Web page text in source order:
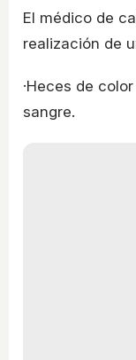
El médico de
realización de
·Heces de
sangre.